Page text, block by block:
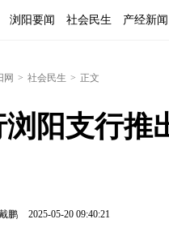
浏阳要闻 社会民生 产经新闻
网 > 社会民生 > 正文
阳支行推
鹏 2025-05-20 09:40:21